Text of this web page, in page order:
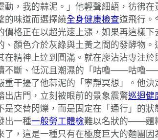
，我的蒜泥。」他輕聲細語，彷彿
的味道而選擇繞全身健康檢查道飛行。
格正在以超光速上漲，如果再這樣
顏色介於灰綠與土黃之間的發酵物
精神上達到圓滿。就在廖沾沾專注
不斷、低沉且潮濕的「咕嚕——咕嚕
干擾了他蒜泥的「寧靜冥想」。他
出店門，立刻被眼前的景象震驚巡迴健
交替閃爍，而是固定在「通行」的
出一種一般勞工體檢難以名狀的——麵
，這是一種只有在極度巨大的麵團